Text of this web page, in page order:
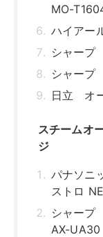
MO-
ハイアー
シャープ
シャープ
日立 オ
スチームオ
ジ
パナソニ
ストロ
シャープ
AX-UA30